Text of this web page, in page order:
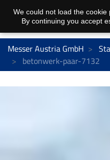
Messer Austria GmbH
betonwerk-paar-7132
We could not load the cookie
By continuing you accept